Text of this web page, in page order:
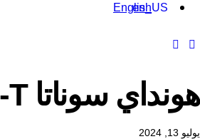
English
هونداي سوناتا G4KJ GDI-T
يوليو 13, 2024